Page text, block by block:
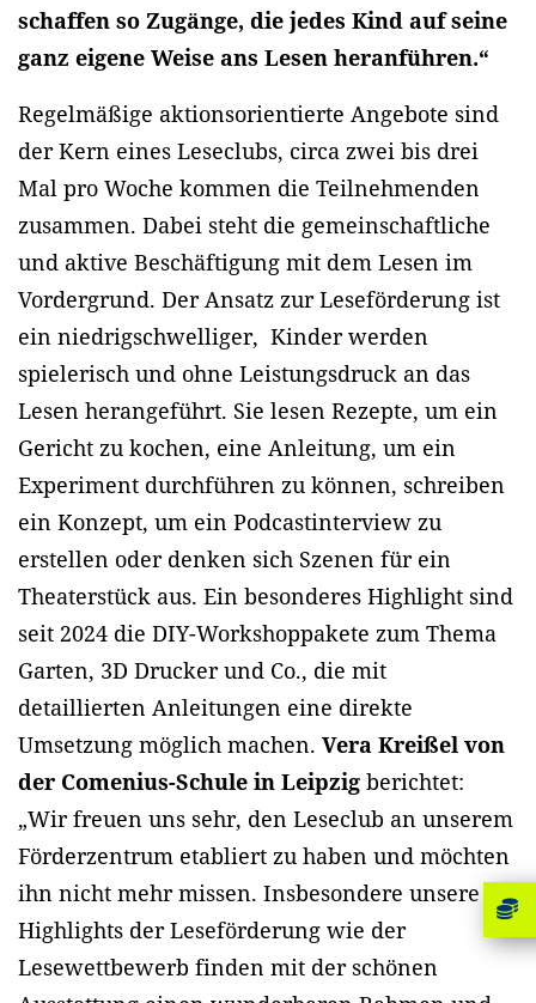
schaffen so Zugänge, die jedes Kind auf seine
ganz eigene Weise ans Lesen heranführen.“
Regelmäßige aktionsorientierte Angebote sind
der Kern eines Leseclubs, circa zwei bis drei
Mal pro Woche kommen die Teilnehmenden
zusammen. Dabei steht die gemeinschaftliche
und aktive Beschäftigung mit dem Lesen im
Vordergrund. Der Ansatz zur Leseförderung ist
ein niedrigschwelliger, Kinder werden
spielerisch und ohne Leistungsdruck an das
Lesen herangeführt. Sie lesen Rezepte, um ein
Gericht zu kochen, eine Anleitung, um ein
Experiment durchführen zu können, schreiben
ein Konzept, um ein Podcastinterview zu
erstellen oder denken sich Szenen für ein
Theaterstück aus. Ein besonderes Highlight sind
seit 2024 die DIY-Workshoppakete zum Thema
Garten, 3D Drucker und Co., die mit
detaillierten Anleitungen eine direkte
Umsetzung möglich machen. Vera Kreißel von
der Comenius-Schule in Leipzig berichtet:
„Wir freuen uns sehr, den Leseclub an unserem
Förderzentrum etabliert zu haben und möchten
ihn nicht mehr missen. Insbesondere unsere
Highlights der Leseförderung wie der
Lesewettbewerb finden mit der schönen